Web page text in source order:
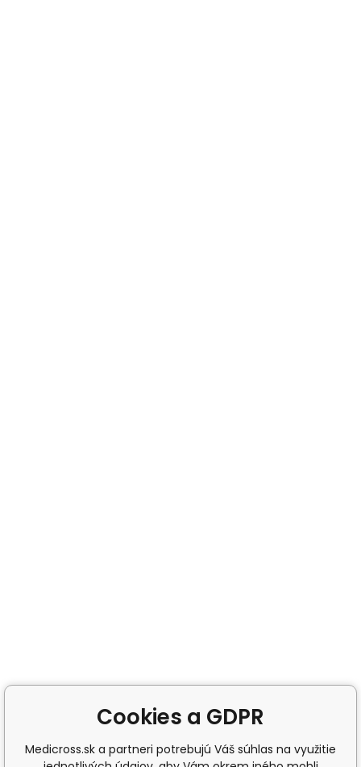
Cookies a GDPR
Medicross.sk a partneri potrebujú Váš súhlas na využitie